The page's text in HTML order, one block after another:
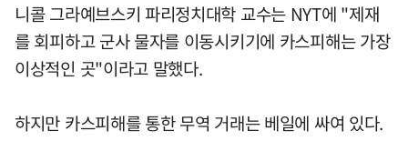
니콜 그라예브스키 파리정치대학 교수는 NYT에 "제재
를 회피하고 군사 물자를 이동시키기에 카스피해는 가장
이상적인 곳"이라고 말했다.
하지만 카스피해를 통한 무역 거래는 베일에 싸여 있다.